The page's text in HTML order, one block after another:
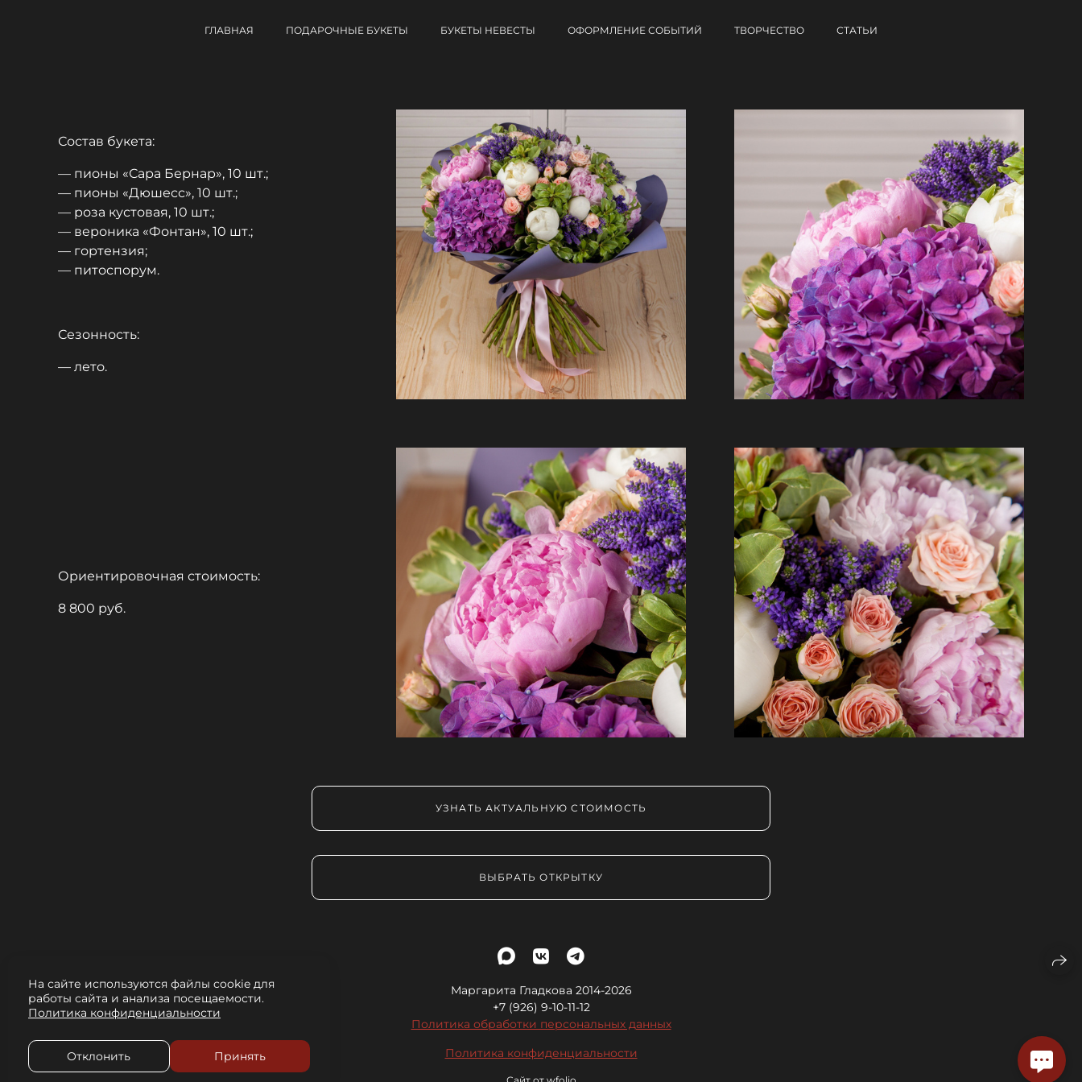
ГЛАВНАЯ ПОДАРОЧНЫЕ БУКЕТЫ БУКЕТЫ НЕВЕСТЫ ОФОРМЛЕНИЕ СОБЫТИЙ ТВОРЧЕСТВО СТАТЬИ
Состав букета:
— пионы «Сара Бернар», 10 шт.;
— пионы «Дюшесс», 10 шт.;
— роза кустовая, 10 шт.;
— вероника «Фонтан», 10 шт.;
— гортензия;
— питоспорум.
Сезонность:
— лето.
Ориентировочная стоимость:
8 800 руб.
УЗНАТЬ АКТУАЛЬНУЮ СТОИМОСТЬ
ВЫБРАТЬ ОТКРЫТКУ
Маргарита Гладкова 2014-2026
+7 (926) 9-10-11-12
Политика обработки персональных данных
Политика конфиденциальности
На сайте используются файлы cookie для
работы сайта и анализа посещаемости.
Политика конфиденциальности
Отклонить Принять